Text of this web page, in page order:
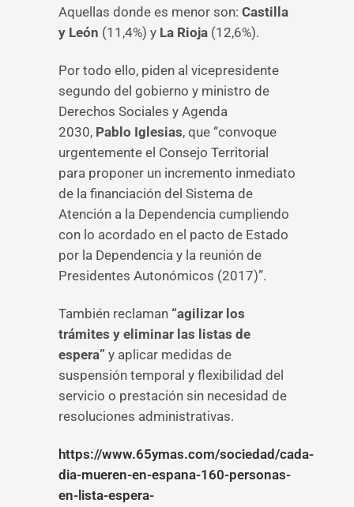
Aquellas donde es menor son: Castilla
y León (11,4%) y La Rioja (12,6%).
Por todo ello, piden al vicepresidente
segundo del gobierno y ministro de
Derechos Sociales y Agenda
2030, Pablo Iglesias, que “convoque
urgentemente el Consejo Territorial
para proponer un incremento inmediato
de la financiación del Sistema de
Atención a la Dependencia cumpliendo
con lo acordado en el pacto de Estado
por la Dependencia y la reunión de
Presidentes Autonómicos (2017)”.
También reclaman “agilizar los
trámites y eliminar las listas de
espera” y aplicar medidas de
suspensión temporal y flexibilidad del
servicio o prestación sin necesidad de
resoluciones administrativas.
https://www.65ymas.com/sociedad/cada-
dia-mueren-en-espana-160-personas-
en-lista-espera-